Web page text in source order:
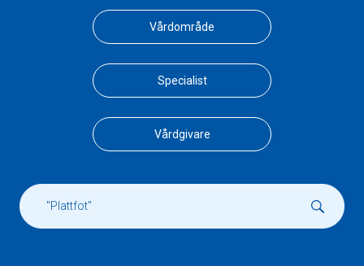
Vårdområde
Specialist
Vårdgivare